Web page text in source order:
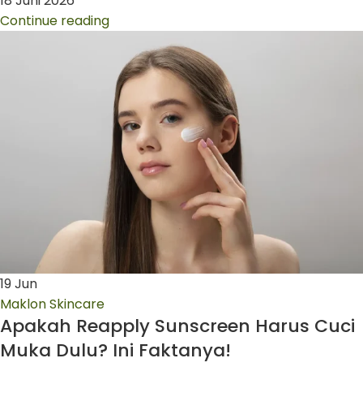
Continue reading
19Jun
Maklon Skincare
Apakah Reapply Sunscreen Harus Cuci
Muka Dulu? Ini Faktanya!